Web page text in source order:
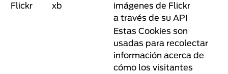
Flickr xb
imágenes de Flickr
a través de su API
Estas Cookies son
usadas para recolectar
información acerca de
cómo los visitantes